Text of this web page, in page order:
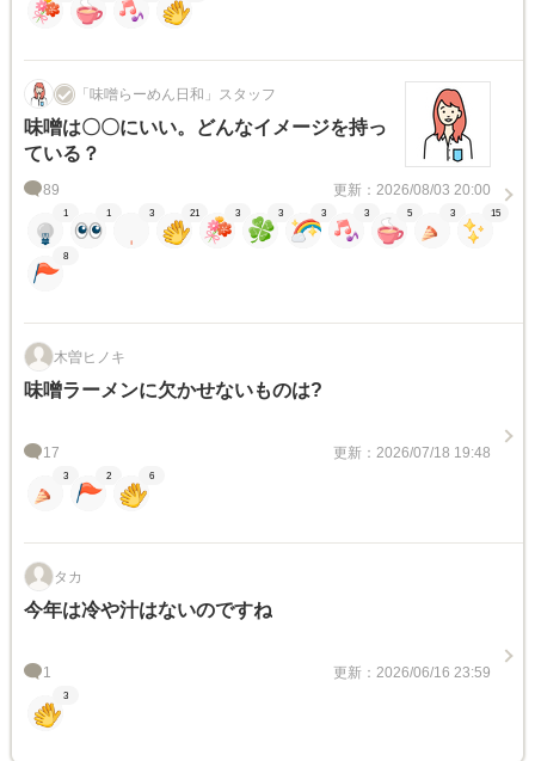
「味噌らーめん日和」スタッフ
味噌は〇〇にいい。どんなイメージを持っ
ている？
89 更新：2026/08/03 20:00
1 1 3 21 3 3 3 3 5 3 15
8
木曽ヒノキ
味噌ラーメンに欠かせないものは?
17 更新：2026/07/18 19:48
3 2 6
タカ
今年は冷や汁はないのですね
1 更新：2026/06/16 23:59
3